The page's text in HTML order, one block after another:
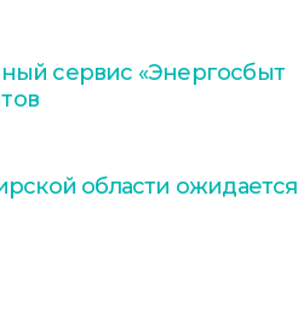
сервис «Энергосбыт
области ожидается